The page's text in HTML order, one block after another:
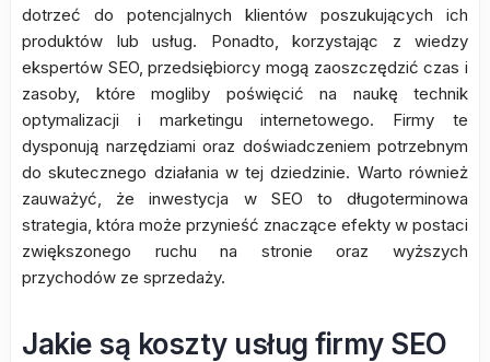
dotrzeć do potencjalnych klientów poszukujących ich
produktów lub usług. Ponadto, korzystając z wiedzy
ekspertów SEO, przedsiębiorcy mogą zaoszczędzić czas i
zasoby, które mogliby poświęcić na naukę technik
optymalizacji i marketingu internetowego. Firmy te
dysponują narzędziami oraz doświadczeniem potrzebnym
do skutecznego działania w tej dziedzinie. Warto również
zauważyć, że inwestycja w SEO to długoterminowa
strategia, która może przynieść znaczące efekty w postaci
zwiększonego ruchu na stronie oraz wyższych
przychodów ze sprzedaży.
Jakie są koszty usług firmy SEO